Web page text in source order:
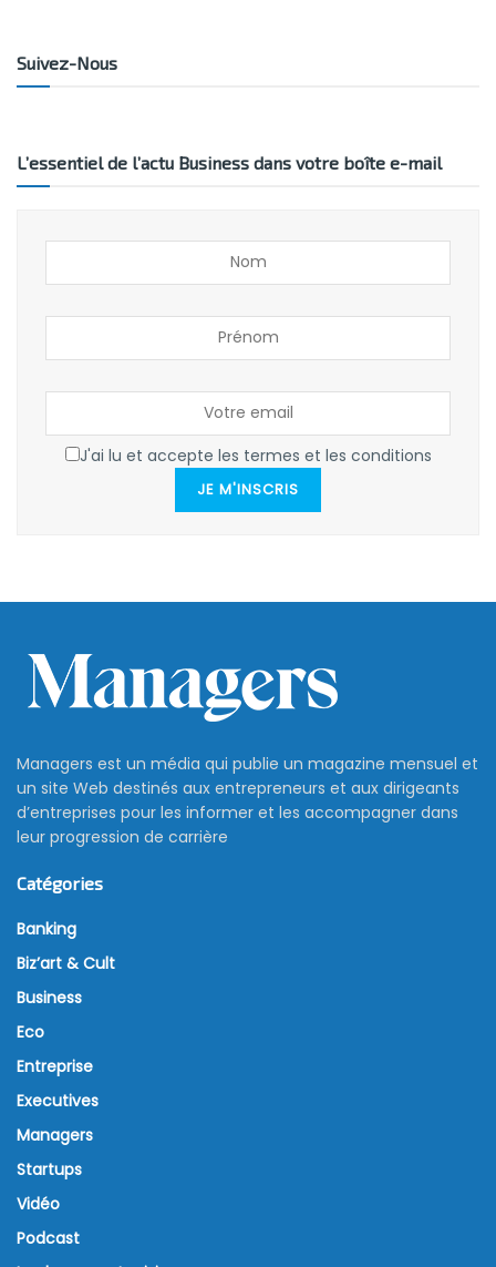
Suivez-Nous
L’essentiel de l’actu Business dans votre boîte e-mail
J'ai lu et accepte les termes et les conditions
JE M'INSCRIS
Managers est un média qui publie un magazine mensuel et
un site Web destinés aux entrepreneurs et aux dirigeants
d’entreprises pour les informer et les accompagner dans
leur progression de carrière
Catégories
Banking
Biz’art & Cult
Business
Eco
Entreprise
Executives
Managers
Startups
Vidéo
Podcast